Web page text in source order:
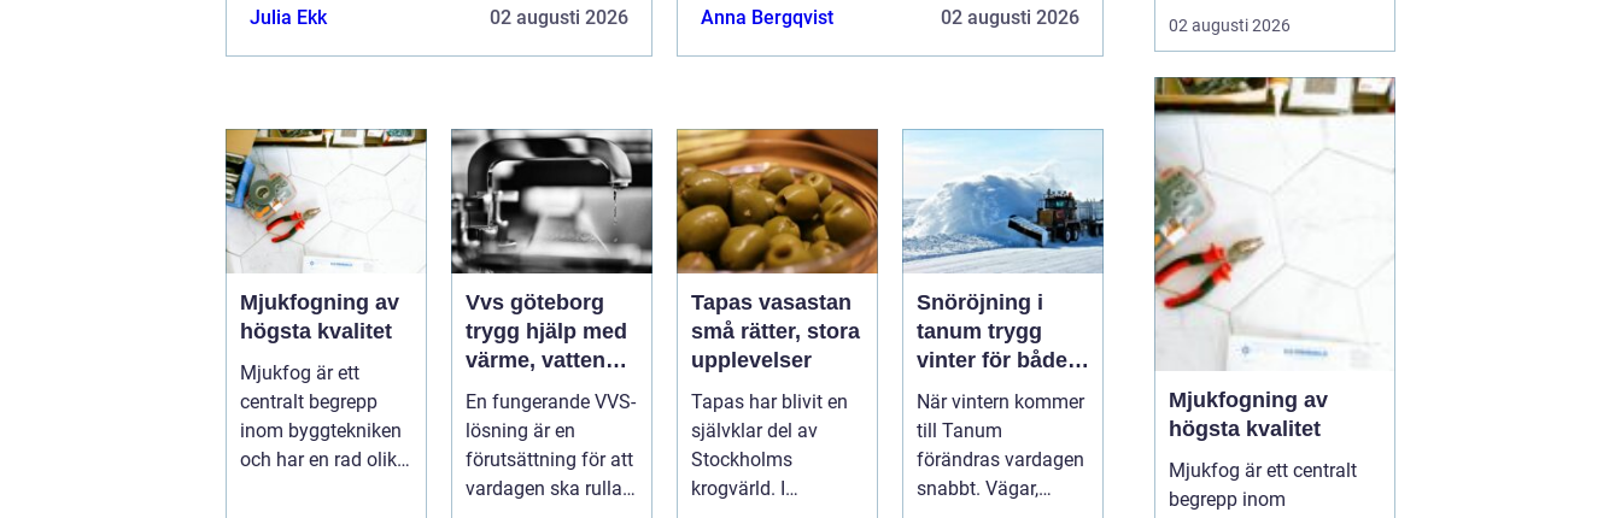
Julia Ekk 02 augusti 2026 Anna Bergqvist 02 augusti 2026
Mjukfogning av
högsta kvalitet
Mjukfog är ett
centralt begrepp
inom byggtekniken
och har en rad olika
Vvs göteborg
trygg hjälp med
värme, vatten
och sanitet
En fungerande VVS-
lösning är en
förutsättning för att
vardagen ska rulla
Tapas vasastan
små rätter, stora
upplevelser
Tapas har blivit en
självklar del av
Stockholms
krogvärld. I
Snöröjning i
tanum trygg
vinter för både
privatpersoner
och företag
När vintern kommer
till Tanum
förändras vardagen
snabbt. Vägar,
utrustning. Vinden vrider
snabbt mellan öar och
korta och branta och
trånga. För att få en
trygg, bekväm och
snabb segling behövs
genomtänkta s...
02 augusti 2026
Mjukfogning av
högsta kvalitet
Mjukfog är ett centralt
begrepp inom